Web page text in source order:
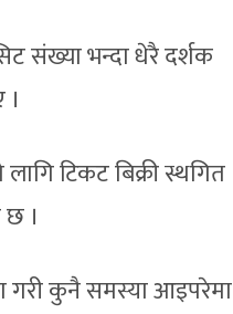
संख्या भन्दा धेरै दर्शक
टिकट बिक्री स्थगित
छ ।
गरी कुनै समस्या आइपरेमा